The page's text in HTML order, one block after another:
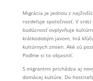
Migrácia je jednou z
rozdeľuje spoločnosť. V
budúcnosť ovplyvňuje
krátkodobým javom, hrá
kultúrnych zmien. Aké sú
Poďme si to objasniť.
S migrantmi prichádza aj
domácej kultúre. Do